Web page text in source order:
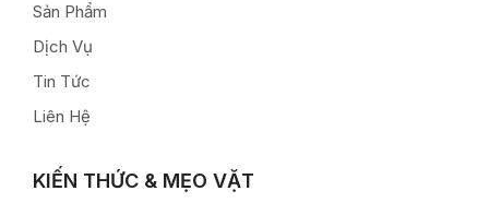
Sản Phẩm
Dịch Vụ
Tin Tức
Liên Hệ
KIẾN THỨC & MẸO VẶT